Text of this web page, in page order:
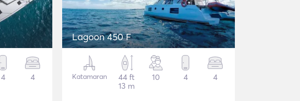
4 4
Lagoon 450 F
Katamaran
44 ft
13 m
10 4 4